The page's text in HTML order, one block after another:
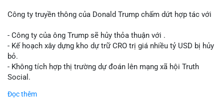
thấy cá voi đang thăm dò thanh khoản thị trường trước khi có
Lời khuyên cho nhà đầu tư nhỏ lẻ: Theo dõi xác nhận giao dịch
và dòng tiền tiếp theo từ ví nguồn. Khối lượng này chưa đủ tạo
áp lực bán mạnh, nhưng nếu xuất hiện thêm 2-3 giao dịch
tương tự trong 24 giờ tới, khả năng cao là sóng điều chỉnh
ở vùng giá hiện tại.
Công ty truyền thông của Donald Trump chấm dứt hợp tác với
- Công ty của ông Trump sẽ hủy thỏa thuận với .
- Kế hoạch xây dựng kho dự trữ CRO trị giá nhiều tỷ USD bị hủy
bỏ.
- Không tích hợp thị trường dự đoán lên mạng xã hội Truth
Social.
#binancesquare
Đọc thêm